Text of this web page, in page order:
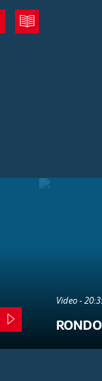
Video -